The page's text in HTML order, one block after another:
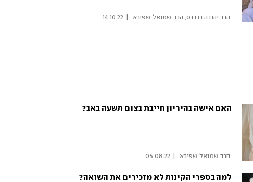
הרב יהודה ברנדס, הרב שמואל שפירא 14.10.22
האם אישה בהיריון חייבת בצום תשעה באב?
הרב שמואל שפירא 05.08.22
למה בספרי הקינות לא מזכירים את השואה?